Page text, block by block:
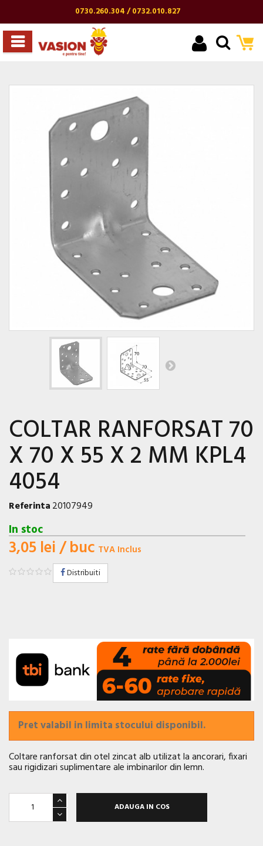
0730.260.304 / 0732.010.827
COLTAR RANFORSAT 70
X 70 X 55 X 2 MM KPL4
4054
Referinta20107949
In stoc
3,05 lei/ buc TVA Inclus
Distribuiti
Pret valabil in limita stocului disponibil.
Coltare ranforsat din otel zincat alb utilizat la ancorari, fixari
sau rigidizari suplimentare ale imbinarilor din lemn.
ADAUGA IN COS